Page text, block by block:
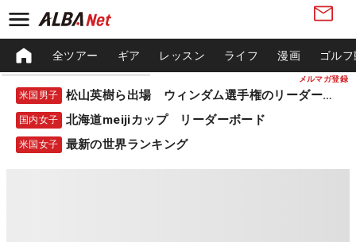
メルマガ登録
全ツアー ギア レッスン ライフ 漫画 ゴル
米国男子 松山英樹ら出場 ウィンダム選手権のリーダーボード
国内女子 北海道meijiカップ リーダーボード
米国女子 最新の世界ランキング